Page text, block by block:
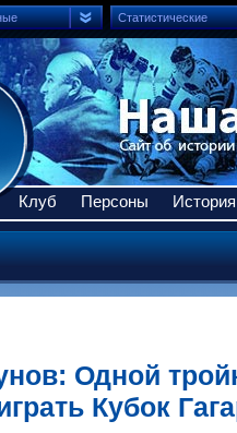
Статистические
Клуб Персоны История
Одной
Кубок